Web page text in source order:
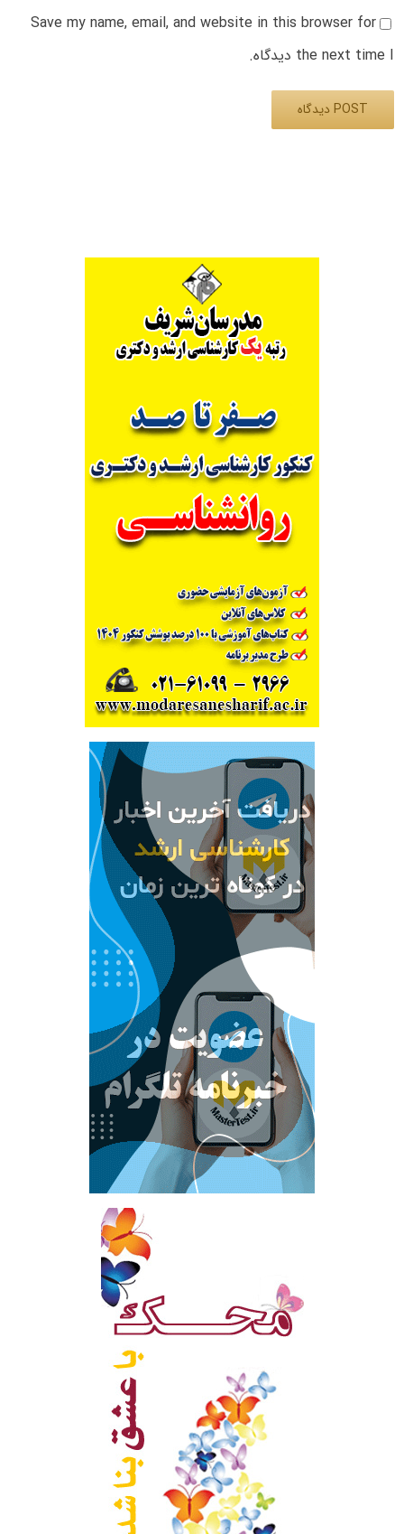
Save my name, email, and website in this browser for
the next time I دیدگاه.